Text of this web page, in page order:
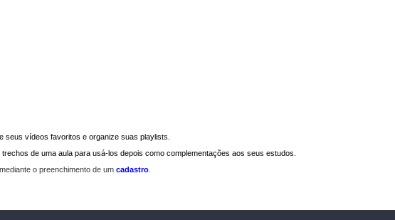
seus vídeos favoritos e organize suas playlists.
de uma aula para usá-los depois como complementações aos seus estudos.
o preenchimento de um cadastro